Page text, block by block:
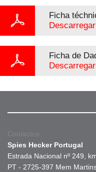
Ficha
Descarregar
Ficha de
Descarregar
Contactos
Spies Hecker Portugal
Estrada Nacional nº 249,
PT - 2725-397 Mem